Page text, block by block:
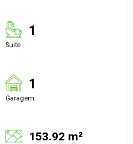
1
Suite
1
Garagem
153.92 m²